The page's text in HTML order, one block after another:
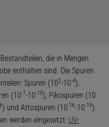
die in Mengen
enthalten sind. Die Spuren
Spuren (102-10-4),
(10-7-10-10), Pikospuren (10-
) und Attospuren (10-16-10-19).
werden eingesetzt: UV-